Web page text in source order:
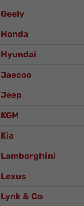
Geely
Honda
Hyundai
Jaecoo
Jeep
KGM
Kia
Lamborghini
Lexus
Lynk & Co